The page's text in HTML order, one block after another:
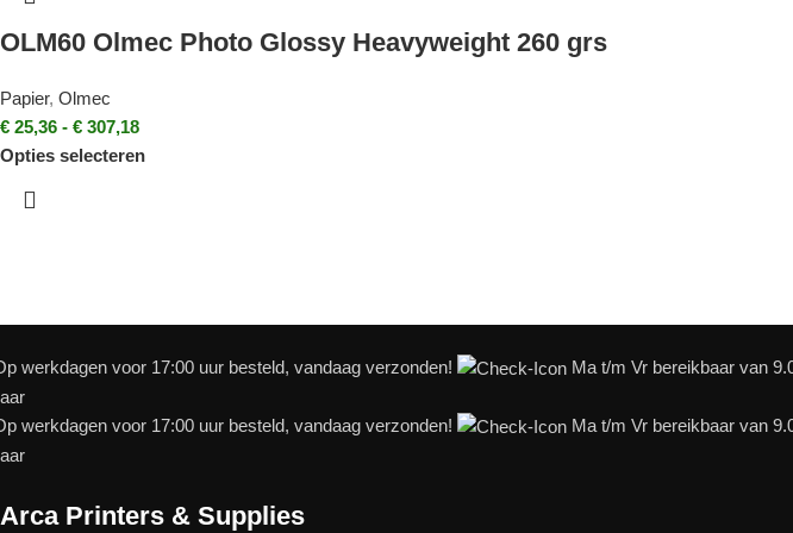
OLM60 Olmec Photo Glossy Heavyweight 260 grs
Papier, Olmec
€ 25,36 - € 307,18
Opties selecteren
werkdagen voor 17:00 uur besteld, vandaag verzonden! Ma t/m Vr bereikbaar van
werkdagen voor 17:00 uur besteld, vandaag verzonden!
Ma t/m Vr bereikbaar van
Arca Printers & Supplies